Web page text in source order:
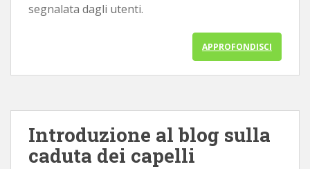
segnalata dagli utenti.
APPROFONDISCI
Introduzione al blog sulla
caduta dei capelli